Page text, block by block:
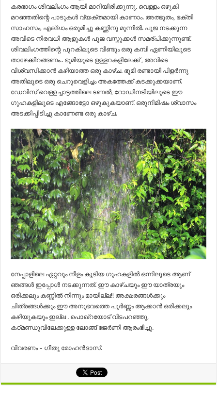
കരഭാഗം ശിവലിംഗം ആയി മാറിയിരിക്കുന്നു. വെള്ളം ഒഴുകി
മറഞ്ഞതിന്റെ പാടുകൾ വ്യക്തമായി കാണാം. അത്ഭുതം, ഭക്തി
സാഹസം, എല്ലാം ഒരുമിച്ചു കണ്ണിനു മുന്നിൽ. പൂജ നടക്കുന്ന
അവിടെ നിരവധി ആളുകൾ പൂജ വസ്തുക്കൾ സമര്പിക്കുന്നുണ്ട്.
ശിവലിംഗത്തിന്റെ പുറകിലൂടെ വീണ്ടും ഒരു കമ്പി ഏണിയിലൂടെ
താഴേക്കിറങ്ങണം.. ഭൂമിയുടെ ഉള്ളറകളിലേക്ക് , അവിടെ
വിശ്വസിക്കാൻ കഴിയാത്ത ഒരു കാഴ്ച. ഭൂമി രണ്ടായി പിളർന്നു
അതിലൂടെ ഒരു ചെറുവെളിച്ചം അകത്തേക്ക് കടക്കുക്കയാണ്.
ഡേവിസ് വെള്ളച്ചാട്ടത്തിലെ ടണൽ, റോഡിനടിയിലൂടെ ഈ
ഗുഹകളിലൂടെ എങ്ങോട്ടോ ഒഴുകുകയാണ്. ഒരുനിമിഷം ശ്വാസം
അടക്കിപ്പിടിച്ചു കാണേണ്ട ഒരു കാഴ്ച.
നേപ്പാളിലെ ഏറ്റവും നീളം കൂടിയ ഗുഹകളിൽ ഒന്നിലൂടെ ആണ്
ഞങ്ങൾ ഇപ്പോൾ നടക്കുന്നത്. ഈ കാഴ്ചയും ഈ യാത്രയും
ഒരിക്കലും കണ്ണിൽ നിന്നും മായില്ല!! അക്ഷരങ്ങൾക്കും
ചിത്രങ്ങൾക്കും ഈ അനുഭവത്തെ പൂർണ്ണം ആക്കാൻ ഒരിക്കലും
കഴിയുകയും ഇല്ല . പൊഖ്‌റയോട് വിടപറഞ്ഞു,
കഠ്മണ്ഡുവിലേക്കുള്ള ലോങ്ങ് ജേർണി ആരംഭിച്ചു.
വിവരണം – ഗീതു മോഹന്‍ദാസ്‌.